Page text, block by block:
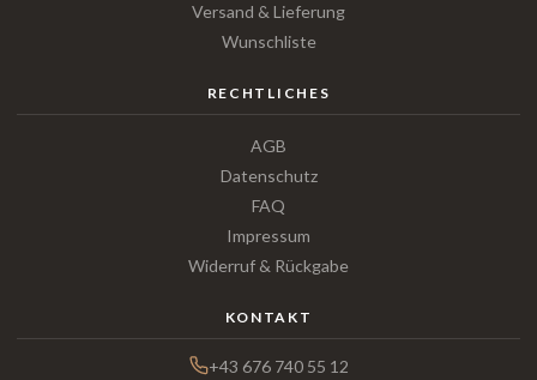
Versand & Lieferung
Wunschliste
RECHTLICHES
AGB
Datenschutz
FAQ
Impressum
Widerruf & Rückgabe
KONTAKT
+43 676 740 55 12